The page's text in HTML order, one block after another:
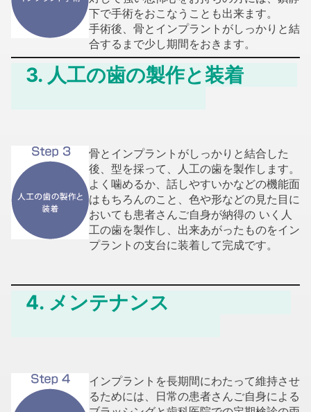
下で手術をおこなうことも出来ます。
手術後、骨とインプラントがしっかりと結
合するまで少し期間をおきます。
3. 人工の歯の製作と装着
骨とインプラントがしっかりと結合した
後、型を採って、人工の歯を製作します。
よく噛めるか、話しやすいかなどの機能面
はもちろんのこと、色や形などの見た目に
おいても患者さんご自身が納得の いく人
工の歯を製作し、出来あがったものをイン
プラントの支台に装着して完成です。
4. メンテナンス
インプラントを長期間にわたって維持させ
るためには、日常の患者さんご自身による